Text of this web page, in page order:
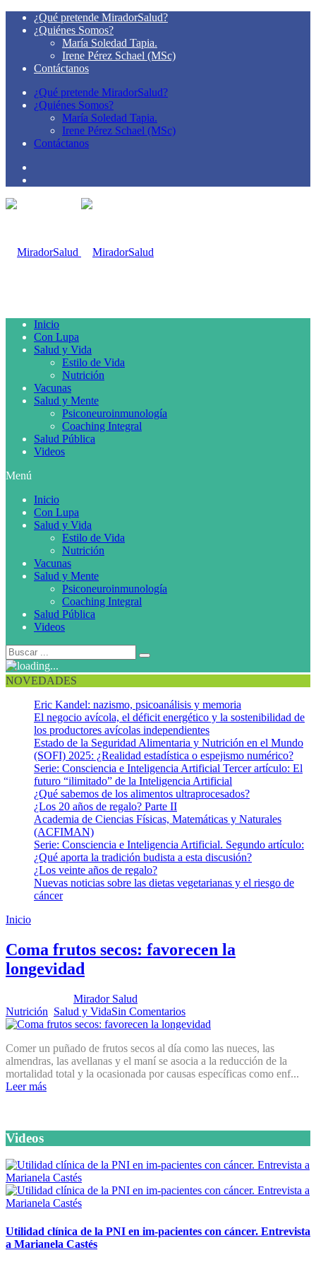
¿Qué pretende MiradorSalud?
¿Quiénes Somos?
María Soledad Tapia.
Irene Pérez Schael (MSc)
Contáctanos
¿Qué pretende MiradorSalud?
¿Quiénes Somos?
María Soledad Tapia.
Irene Pérez Schael (MSc)
Contáctanos
Inicio
Con Lupa
Salud y Vida
Estilo de Vida
Nutrición
Vacunas
Salud y Mente
Psiconeuroinmunología
Coaching Integral
Salud Pública
Videos
Menú
Inicio
Con Lupa
Salud y Vida
Estilo de Vida
Nutrición
Vacunas
Salud y Mente
Psiconeuroinmunología
Coaching Integral
Salud Pública
Videos
NOVEDADES
Eric Kandel: nazismo, psicoanálisis y memoria
El negocio avícola, el déficit energético y la sostenibilidad de
los productores avícolas independientes
Estado de la Seguridad Alimentaria y Nutrición en el Mundo
(SOFI) 2025: ¿Realidad estadística o espejismo numérico?
Serie: Consciencia e Inteligencia Artificial Tercer artículo: El
futuro “ilimitado” de la Inteligencia Artificial
¿Qué sabemos de los alimentos ultraprocesados?
¿Los 20 años de regalo? Parte II
Academia de Ciencias Físicas, Matemáticas y Naturales
(ACFIMAN)
Serie: Consciencia e Inteligencia Artificial. Segundo artículo:
¿Qué aporta la tradición budista a esta discusión?
¿Los veinte años de regalo?
Nuevas noticias sobre las dietas vegetarianas y el riesgo de
cáncer
Inicio
Coma frutos secos: favorecen la
longevidad
Mirador Salud
Nutrición Salud y VidaSin Comentarios
Comer un puñado de frutos secos al día como las nueces, las
almendras, las avellanas y el maní se asocia a la reducción de la
mortalidad total y la ocasionada por causas específicas como enf...
Leer más
Videos
Utilidad clínica de la PNI en im-pacientes con cáncer. Entrevista
a Marianela Castés